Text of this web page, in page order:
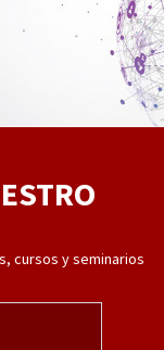
cursos y seminarios